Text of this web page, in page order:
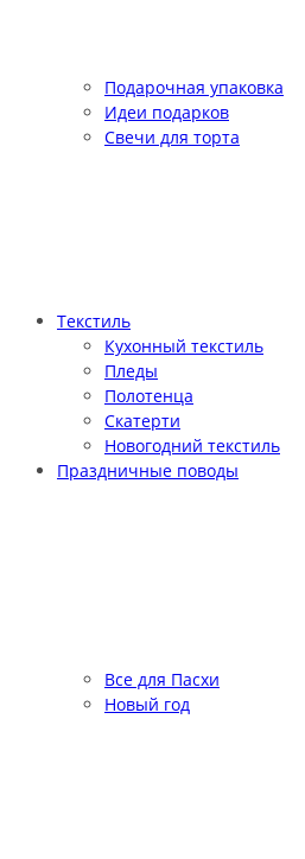
Подарочная упаковка
Идеи подарков
Свечи для торта
Текстиль
Кухонный текстиль
Пледы
Полотенца
Скатерти
Новогодний текстиль
Праздничные поводы
Все для Пасхи
Новый год